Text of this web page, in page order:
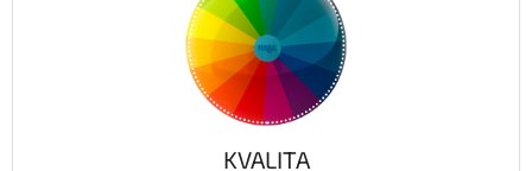
KVALITA